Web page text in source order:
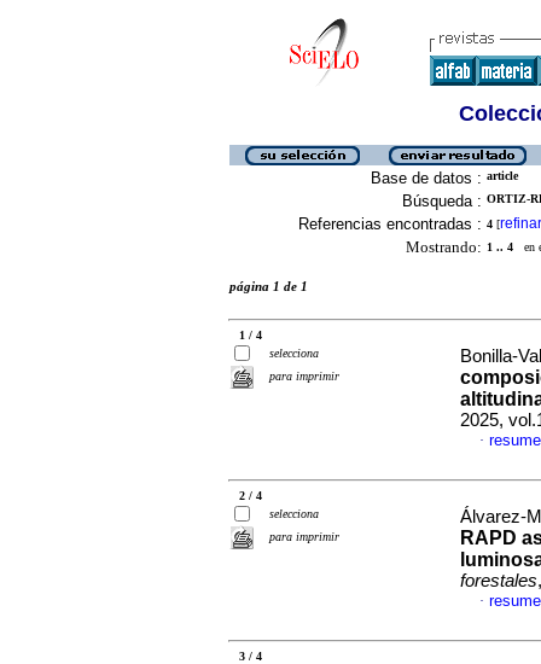
Base de datos : article
Búsqueda : ORTIZ-
Referencias encontradas : 4 [refinar
Mostrando: 1 .. 4 en
página 1 de 1
1 / 4
selecciona
para imprimir
Bonilla-
2025,
·
2 / 4
selecciona
para imprimir
Álvarez-
RAPD
forestales
·
3 / 4